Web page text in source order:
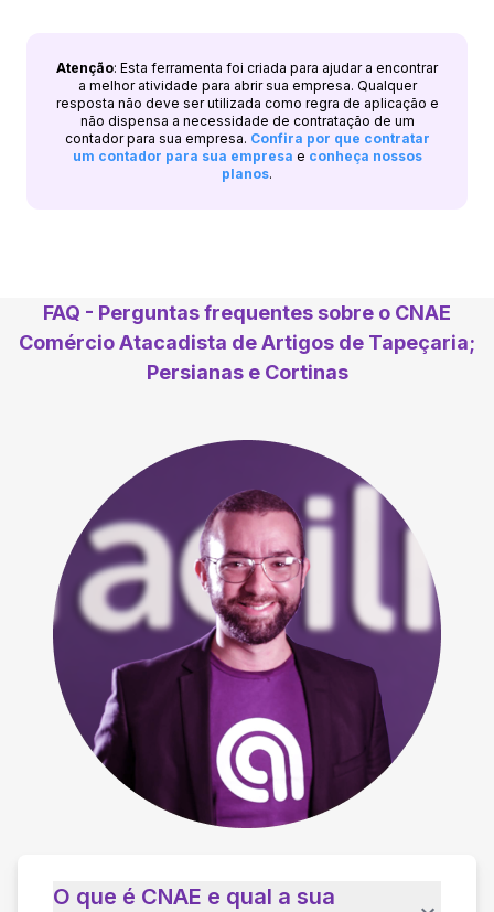
Atenção: Esta ferramenta foi criada para ajudar a encontrar
a melhor atividade para abrir sua empresa. Qualquer
resposta não deve ser utilizada como regra de aplicação e
não dispensa a necessidade de contratação de um
contador para sua empresa. Confira por que contratar
um contador para sua empresa e conheça nossos
planos.
FAQ - Perguntas frequentes sobre o CNAE
Comércio Atacadista de Artigos de Tapeçaria;
Persianas e Cortinas
O que é CNAE e qual a sua